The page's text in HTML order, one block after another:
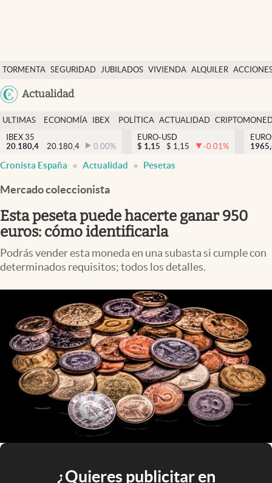
TORMENTA SEGURIDAD JUBILADOS VIVIENDA ALQUILER
Actualidad
Economía y finanzas
Política
Actualidad
Criptomonedas
España
ULTIMAS
NOTICIAS
ECONOMÍA
FINANZAS
IBEX
EURO
POLÍTICA ACTUALIDAD
IBEX 35
20.180,4
20.180,4 0.00%
EURO-USD
$ 1,15 $ 1,15 -0.01%
Cronista España Actualidad Pesetas
Mercado coleccionista
Esta peseta puede hacerte ganar 950
euros: cómo identificarla
Podrás vender esta moneda en una subasta si cumple con
determinados requisitos; todos los detalles.
¿Quieres publicitar en